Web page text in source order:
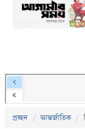
প্রচ্ছদ আন্তর্জাতিক